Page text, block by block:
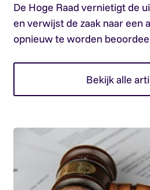
De Hoge Raad vernietigt de
en verwijst de zaak naar een
opnieuw te worden
Bekijk alle